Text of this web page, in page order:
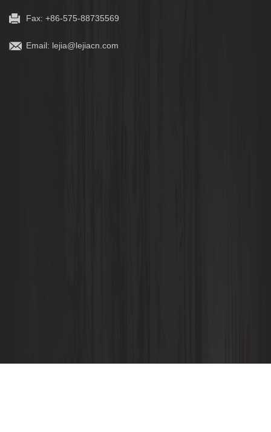
Fax: +86-575-88735569
Email: lejia@lejiacn.com